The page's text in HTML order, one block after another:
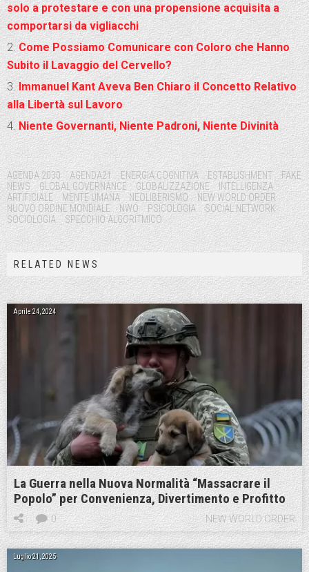
solo a protestare e con una propensione acquisita a
comportarsi da vigliacchi
Come Possiamo Comunicare con Coloro che Hanno
Subito il Lavaggio del Cervello?
Immanuel Kant Aveva Ben Chiaro il Concetto Relativo
alla Libertà sul Lavoro
Niente Governanti, Niente Padroni, Niente Divinità
Tags:
AGENDA 2030 AGENDA21 ENERGIA COGNITIVA ESTABLISHMENT
FAKE
NEWS
GLOBAL GOVERNANCE GLOBALIZZAZIONE
INTELLIGENZA
ARTIFICIALE
MENTE UMANA NEOLIBERISMO
NEW WORLD ORDER
NUOVO ORDINE MONDIALE
NWO PSICOLOGIA
SOCIAL NETWORK
SOCIOLOGIA
SPECCHIO ALGORITMICO
RELATED NEWS
Aprile 24, 2024
La Guerra nella Nuova Normalità “Massacrare il
Popolo” per Convenienza, Divertimento e Profitto
NEW WORLD ORDER
0
Luglio 21, 2025